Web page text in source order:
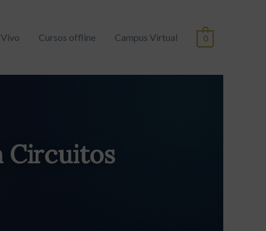
Cursos offline Campus Virtual 0
Circuitos